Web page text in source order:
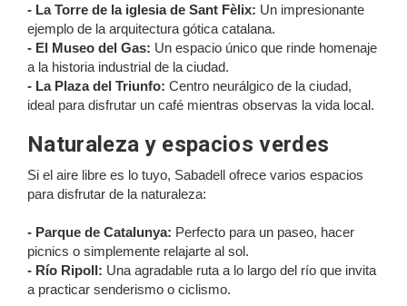
- La Torre de la iglesia de Sant Fèlix: Un impresionante
ejemplo de la arquitectura gótica catalana.
- El Museo del Gas: Un espacio único que rinde homenaje
a la historia industrial de la ciudad.
- La Plaza del Triunfo: Centro neurálgico de la ciudad,
ideal para disfrutar un café mientras observas la vida local.
Naturaleza y espacios verdes
Si el aire libre es lo tuyo, Sabadell ofrece varios espacios
para disfrutar de la naturaleza:
- Parque de Catalunya: Perfecto para un paseo, hacer
picnics o simplemente relajarte al sol.
- Río Ripoll: Una agradable ruta a lo largo del río que invita
a practicar senderismo o ciclismo.